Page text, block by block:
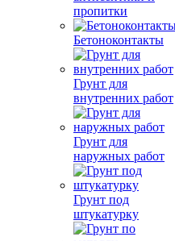
пропитки
Бетоноконтакты
Грунт для
внутренних работ
Грунт для
наружных работ
Грунт под
штукатурку